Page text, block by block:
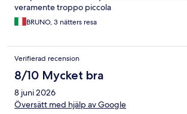
veramente troppo piccola
BRUNO, 3 nätters resa
Verifierad recension
8/10 Mycket bra
8 juni 2026
Översätt med hjälp av Google